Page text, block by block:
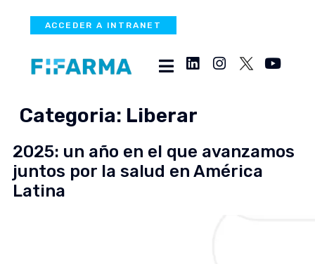
ACCEDER A INTRANET
Categoria: Liberar
2025: un año en el que avanzamos
juntos por la salud en América
Latina